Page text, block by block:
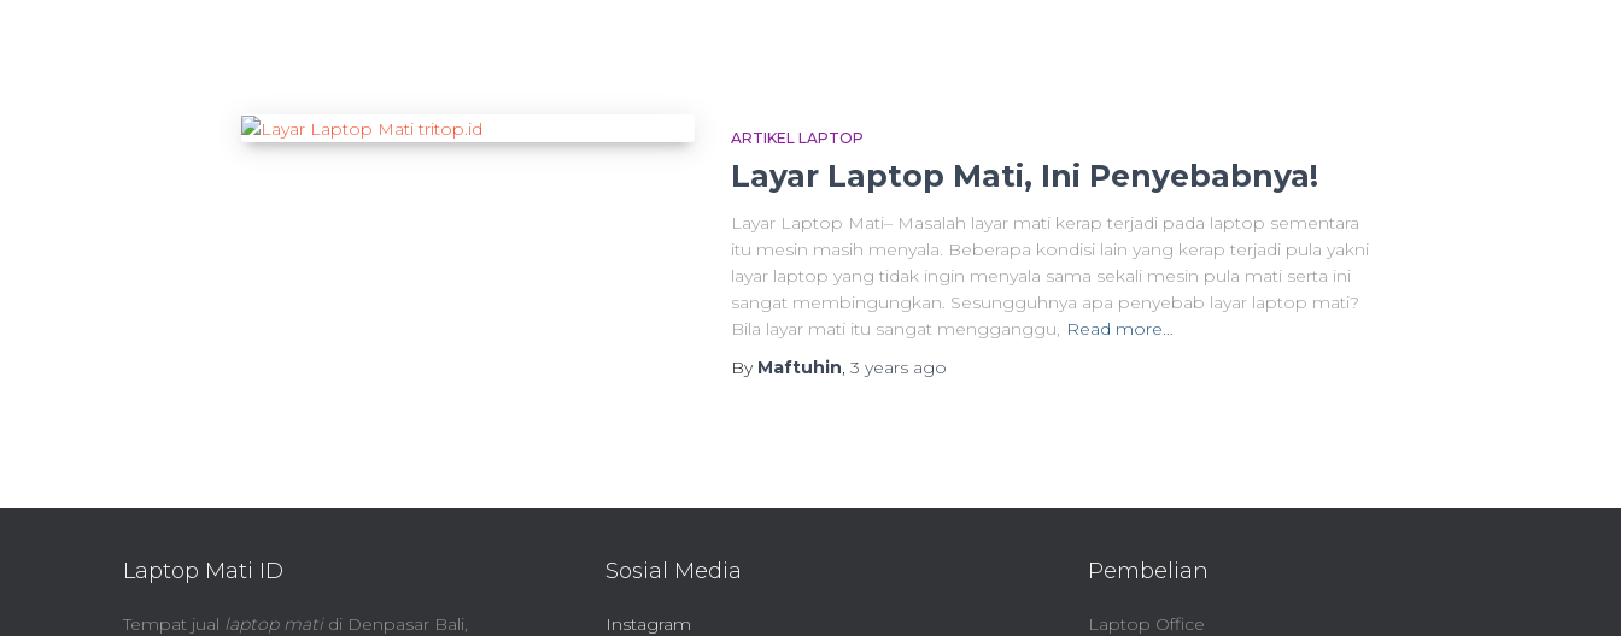
ARTIKEL LAPTOP
Layar Laptop Mati, Ini Penyebabnya!
Layar Laptop Mati– Masalah layar mati kerap terjadi pada laptop sementara
itu mesin masih menyala. Beberapa kondisi lain yang kerap terjadi pula yakni
layar laptop yang tidak ingin menyala sama sekali mesin pula mati serta ini
sangat membingungkan. Sesungguhnya apa penyebab layar laptop mati?
Bila layar mati itu sangat mengganggu, Read more…
By Maftuhin, 3 yearsago
Laptop Mati ID
Tempat jual laptop matidi Denpasar Bali,
Sosial Media
Instagram
Pembelian
Laptop Office